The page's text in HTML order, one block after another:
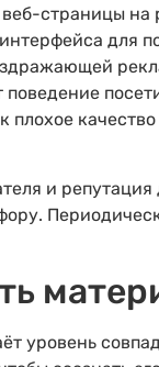
веб-страницы на
для
плохое
и
уровень